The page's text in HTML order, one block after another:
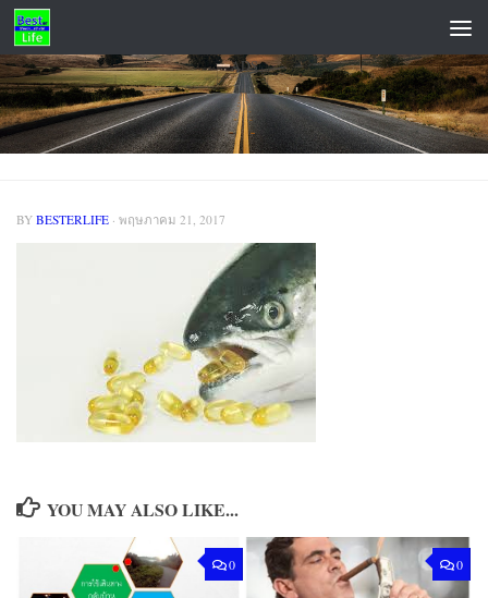
Skip to content
ADS
BY BESTERLIFE · พฤษภาคม 21, 2017
YOU MAY ALSO LIKE...
0 0